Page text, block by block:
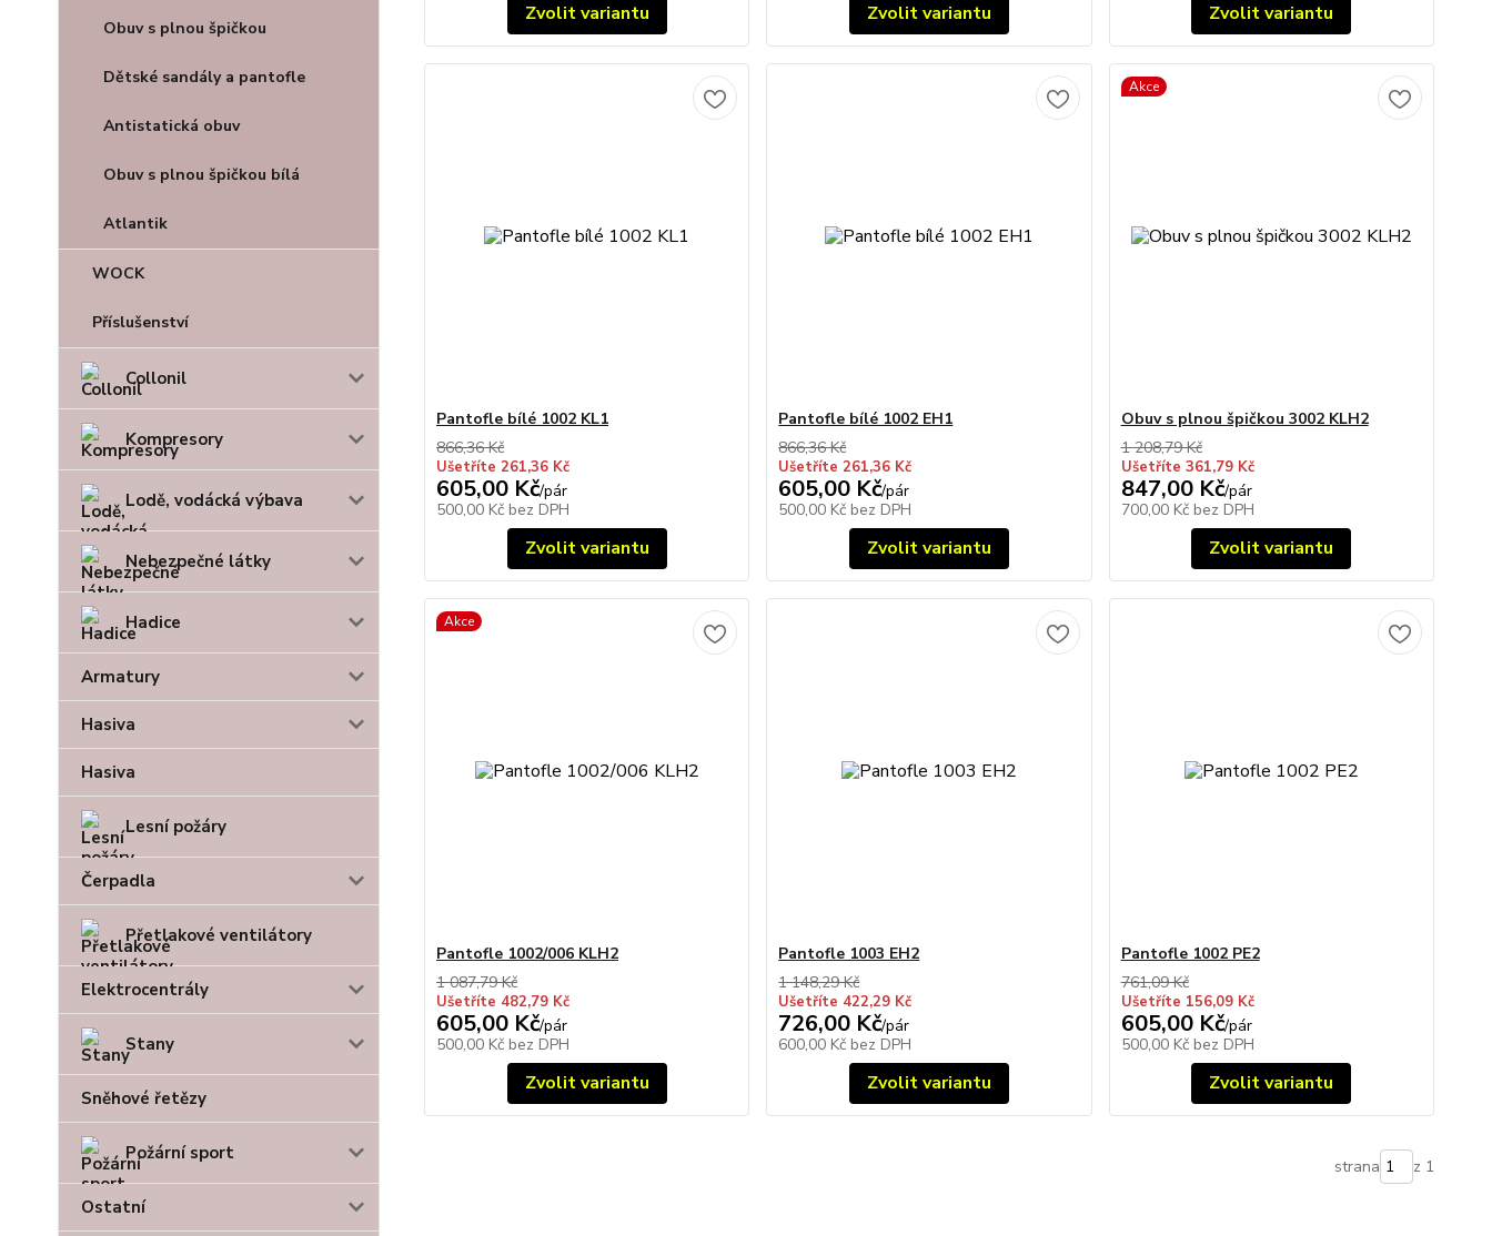
Obuv s plnou špičkou
Dětské sandály a pantofle
Antistatická obuv
Obuv s plnou špičkou bílá
Atlantik
WOCK
Příslušenství
Collonil
Kompresory
Lodě, vodácká výbava
Nebezpečné látky
Hadice
Armatury
Hasiva
Hasiva
Lesní požáry
Čerpadla
Přetlakové ventilátory
Elektrocentrály
Stany
Sněhové řetězy
Požární sport
Ostatní
Zvolit variantu Zvolit variantu Zvolit variantu
Pantofle bílé 1002 KL1
866,36 Kč
Ušetříte 261,36 Kč
605,00 Kč/pár
500,00 Kč bez DPH
Zvolit variantu
Pantofle bílé 1002 EH1
866,36 Kč
Ušetříte 261,36 Kč
605,00 Kč/pár
500,00 Kč bez DPH
Zvolit variantu
Akce
Obuv s plnou špičkou 3002 KLH2
1 208,79 Kč
Ušetříte 361,79 Kč
847,00 Kč/pár
700,00 Kč bez DPH
Zvolit variantu
Akce
Pantofle 1002/006 KLH2
1 087,79 Kč
Ušetříte 482,79 Kč
605,00 Kč/pár
500,00 Kč bez DPH
Zvolit variantu
Pantofle 1003 EH2
1 148,29 Kč
Ušetříte 422,29 Kč
726,00 Kč/pár
600,00 Kč bez DPH
Zvolit variantu
Pantofle 1002 PE2
761,09 Kč
Ušetříte 156,09 Kč
605,00 Kč/pár
500,00 Kč bez DPH
Zvolit variantu
strana z 1